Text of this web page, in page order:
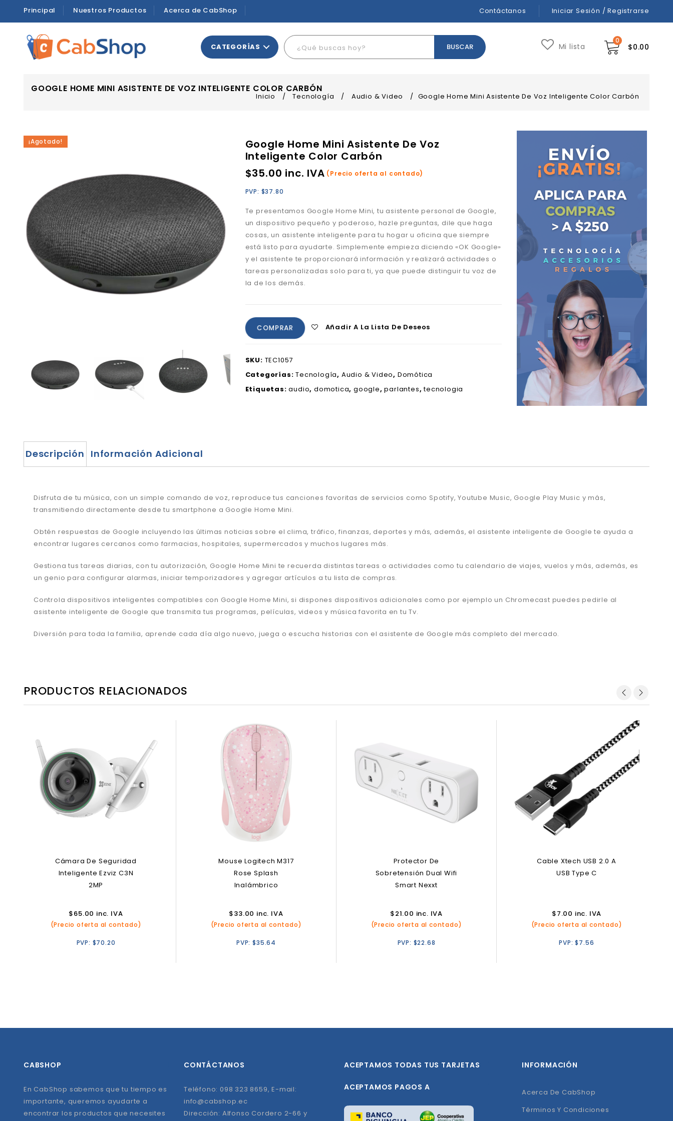
Principal Nuestros Productos Acerca de CabShop Contáctanos Iniciar Sesión / Registrarse
0
$0.00
Mi lista
CATEGORÍAS
GOOGLE HOME MINI ASISTENTE DE VOZ INTELIGENTE COLOR CARBÓN
Inicio / Tecnología / Audio & Video / Google Home Mini Asistente De Voz Inteligente Color Carbón
¡Agotado!
Google Home Mini Asistente De Voz
Inteligente Color Carbón
$35.00 inc. IVA (Precio oferta al contado)
PVP: $37.80
Te presentamos Google Home Mini, tu asistente personal de Google,
un dispositivo pequeño y poderoso, hazle preguntas, dile que haga
cosas, un asistente inteligente para tu hogar u oficina que siempre
está listo para ayudarte. Simplemente empieza diciendo «OK Google»
y el asistente te proporcionará información y realizará actividades o
tareas personalizadas solo para ti, ya que puede distinguir tu voz de
la de los demás.
COMPRAR Añadir A La Lista De Deseos
SKU: TEC1057
Categorías:Tecnología, Audio & Video, Domótica
Etiquetas:audio, domotica, google,parlantes,tecnologia
Descripción Información Adicional
Disfruta de tu música, con un simple comando de voz, reproduce tus canciones favoritas de servicios como Spotify, Youtube Music, Google Play Music y más,
transmitiendo directamente desde tu smartphone a Google Home Mini.
Obtén respuestas de Google incluyendo las últimas noticias sobre el clima, tráfico, finanzas, deportes y más, además, el asistente inteligente de Google te ayuda a
encontrar lugares cercanos como farmacias, hospitales, supermercados y muchos lugares más.
Gestiona tus tareas diarias, con tu autorización, Google Home Mini te recuerda distintas tareas o actividades como tu calendario de viajes, vuelos y más, además, es
un genio para configurar alarmas, iniciar temporizadores y agregar artículos a tu lista de compras.
Controla dispositivos inteligentes compatibles con Google Home Mini, si dispones dispositivos adicionales como por ejemplo un Chromecast puedes pedirle al
asistente inteligente de Google que transmita tus programas, películas, videos y música favorita en tu Tv.
Diversión para toda la familia, aprende cada día algo nuevo, juega o escucha historias con el asistente de Google más completo del mercado.
PRODUCTOS RELACIONADOS
Cámara De Seguridad
Inteligente Ezviz C3N
2MP
$65.00 inc. IVA
(Precio oferta al contado)
PVP: $70.20
Mouse Logitech M317
Rose Splash
Inalámbrico
$33.00 inc. IVA
(Precio oferta al contado)
PVP:$35.64
Protector De
Sobretensión Dual Wifi
Smart Nexxt
$21.00 inc. IVA
(Precio oferta al contado)
PVP: $22.68
Cable Xtech USB 2.0 A
USB Type C
$7.00 inc. IVA
(Precio oferta al contado)
PVP:$7.56
CABSHOP
En CabShop sabemos que tu tiempo es
importante, queremos ayudarte a
encontrar los productos que necesites
CONTÁCTANOS
Teléfono: 098 323 8659, E-mail:
info@cabshop.ec
Dirección: Alfonso Cordero 2-66 y
ACEPTAMOS TODAS TUS TARJETAS
ACEPTAMOS PAGOS A
INFORMACIÓN
Acerca De CabShop
Términos Y Condiciones